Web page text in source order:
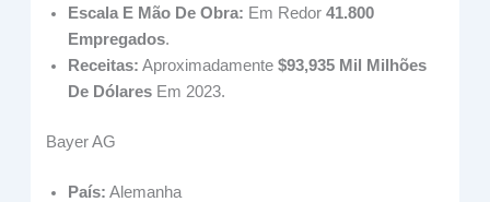
Escala E Mão De Obra: Em Redor41.800
Empregados.
Receitas: Aproximadamente$93,935 Mil Milhões
De Dólares Em 2023.
Bayer AG
País: Alemanha